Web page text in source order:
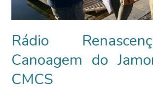
Rádio
Canoagem do
CMCS